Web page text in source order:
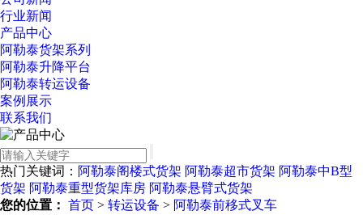
行业新闻
产品中心
阿勒泰货架系列
阿勒泰升降平台
阿勒泰转运设备
案例展示
联系我们
热门关键词： 阿勒泰阁楼式货架 阿勒泰超市货架 阿勒泰中B型
货架 阿勒泰重型货架库房 阿勒泰悬臂式货架
您的位置： 首页 > 转运设备 > 阿勒泰前移式叉车